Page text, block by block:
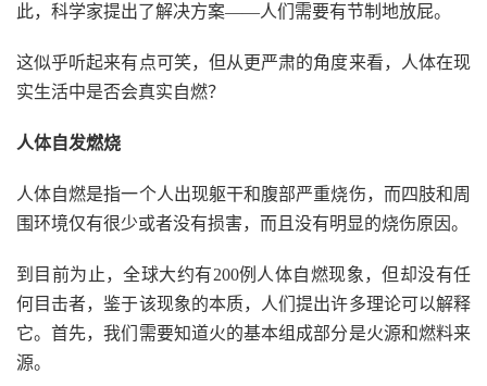
此，科学家提出了解决方案——人们需要有节制地放屁。
这似乎听起来有点可笑，但从更严肃的角度来看，人体在现
实生活中是否会真实自燃？
人体自发燃烧
人体自燃是指一个人出现躯干和腹部严重烧伤，而四肢和周
围环境仅有很少或者没有损害，而且没有明显的烧伤原因。
到目前为止，全球大约有200例人体自燃现象，但却没有任
何目击者，鉴于该现象的本质，人们提出许多理论可以解释
它。首先，我们需要知道火的基本组成部分是火源和燃料来
源。